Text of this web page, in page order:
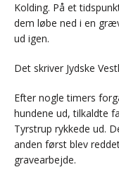
Kolding. På et
dem løbe ned i en
ud igen.
Det skriver Jydske
Efter nogle timers
hundene ud, tilkaldte
Tyrstrup rykkede ud.
anden først blev
gravearbejde.